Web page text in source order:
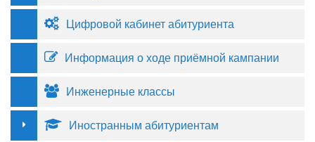
Цифровой кабинет абитуриента
Информация о ходе приёмной кампании
Инженерные классы
Иностранным абитуриентам